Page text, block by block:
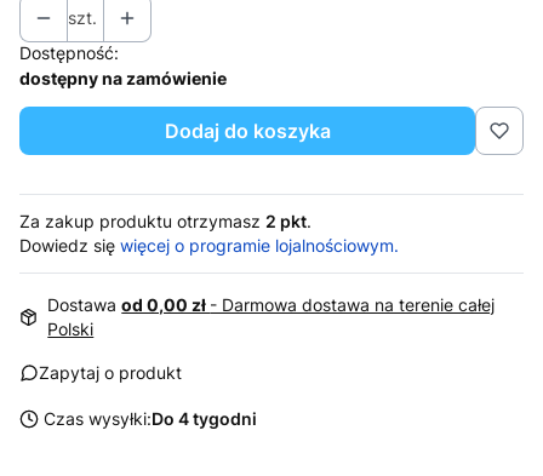
szt.
Dostępność:
dostępny na zamówienie
Dodaj do koszyka
Za zakup produktu otrzymasz 2 pkt.
Dowiedz się więcej o programie lojalnościowym.
Dostawaod 0,00 zł - Darmowa dostawa na terenie całej
Polski
Zapytaj o produkt
Czas wysyłki:Do 4 tygodni